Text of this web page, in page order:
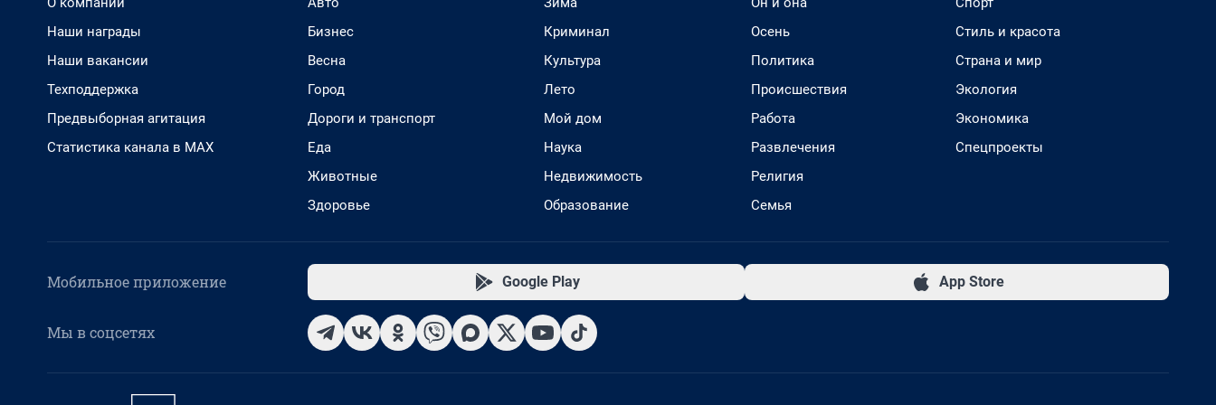
Наши награды
Наши вакансии
Техподдержка
Предвыборная агитация
Статистика канала в MAX
Бизнес
Весна
Город
Дороги и транспорт
Еда
Животные
Здоровье
Криминал
Культура
Лето
Мой дом
Наука
Недвижимость
Образование
Осень
Политика
Происшествия
Работа
Развлечения
Религия
Семья
Стиль и красота
Страна и мир
Экология
Экономика
Спецпроекты
Мобильное приложение Google Play App Store
Мы в соцсетях